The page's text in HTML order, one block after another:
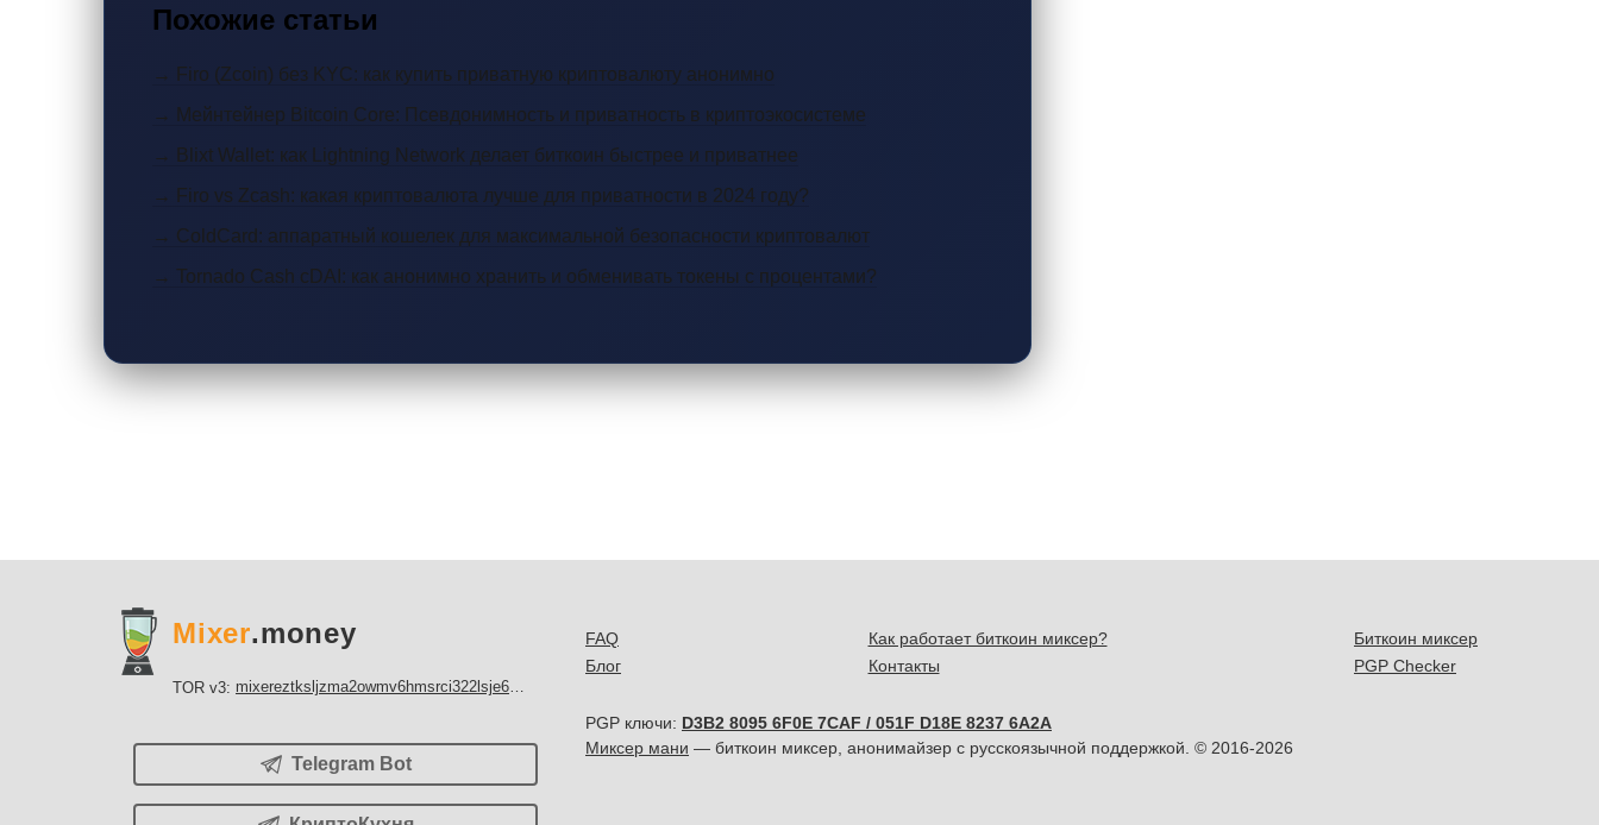
Похожие статьи
→ Firo (Zcoin) без KYC: как купить приватную криптовалюту анонимно
→ Мейнтейнер Bitcoin Core: Псевдонимность и приватность в криптоэкосистеме
→ Blixt Wallet: как Lightning Network делает биткоин быстрее и приватнее
→ Firo vs Zcash: какая криптовалюта лучше для приватности в 2024 году?
→ ColdCard: аппаратный кошелек для максимальной безопасности криптовалют
→ Tornado Cash cDAI: как анонимно хранить и обменивать токены с процентами?
Mixer.money
TOR v3: mixereztksljzma2owmv6hmsrci322lsje6m3svicoddk3xbgvhd2fid.onion
Telegram Bot
FAQ
Блог
Как работает биткоин миксер?
Контакты
Биткоин миксер
PGP Checker
PGP ключи: D3B2 8095 6F0E 7CAF / 051F D18E 8237 6A2A
Миксер мани — биткоин миксер, анонимайзер с русскоязычной поддержкой. © 2016-2026